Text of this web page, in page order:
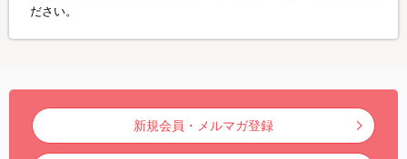
ださい。
新規会員・メルマガ登録